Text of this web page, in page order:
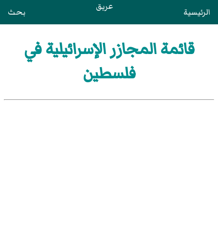
الرئيسية عريق بحث
قائمة المجازر الإسرائيلية في
فلسطين